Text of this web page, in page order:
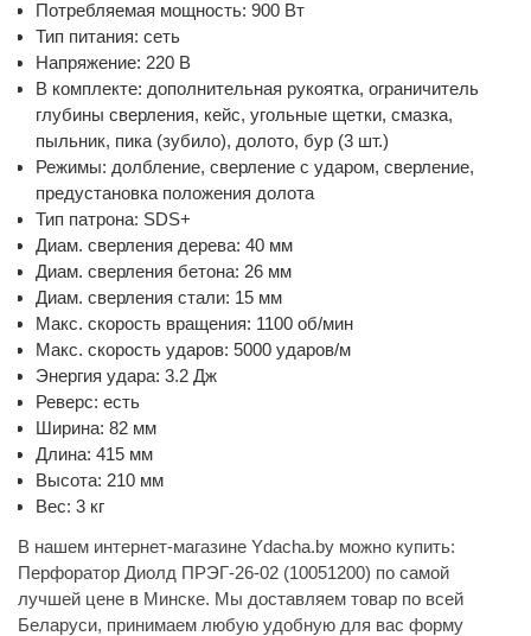
Потребляемая мощность: 900 Вт
Тип питания: сеть
Напряжение: 220 В
В комплекте: дополнительная рукоятка, ограничитель
глубины сверления, кейс, угольные щетки, смазка,
пыльник, пика (зубило), долото, бур (3 шт.)
Режимы: долбление, сверление с ударом, сверление,
предустановка положения долота
Тип патрона: SDS+
Диам. сверления дерева: 40 мм
Диам. сверления бетона: 26 мм
Диам. сверления стали: 15 мм
Макс. скорость вращения: 1100 об/мин
Макс. скорость ударов: 5000 ударов/м
Энергия удара: 3.2 Дж
Реверс: есть
Ширина: 82 мм
Длина: 415 мм
Высота: 210 мм
Вес: 3 кг
В нашем интернет-магазине Ydacha.by можно купить:
Перфоратор Диолд ПРЭГ-26-02 (10051200) по самой
лучшей цене в Минске. Мы доставляем товар по всей
Беларуси, принимаем любую удобную для вас форму